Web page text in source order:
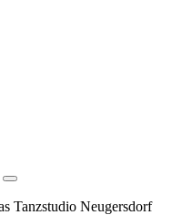
Tanzstudio Neugersdorf